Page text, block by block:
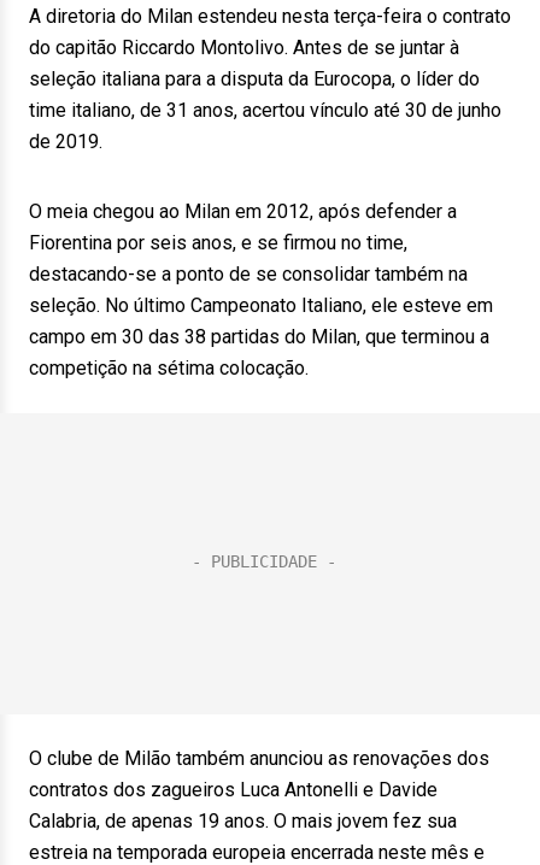
A diretoria do Milan estendeu nesta terça-feira o contrato
do capitão Riccardo Montolivo. Antes de se juntar à
seleção italiana para a disputa da Eurocopa, o líder do
time italiano, de 31 anos, acertou vínculo até 30 de junho
de 2019.
O meia chegou ao Milan em 2012, após defender a
Fiorentina por seis anos, e se firmou no time,
destacando-se a ponto de se consolidar também na
seleção. No último Campeonato Italiano, ele esteve em
campo em 30 das 38 partidas do Milan, que terminou a
competição na sétima colocação.
O clube de Milão também anunciou as renovações dos
contratos dos zagueiros Luca Antonelli e Davide
Calabria, de apenas 19 anos. O mais jovem fez sua
estreia na temporada europeia encerrada neste mês e